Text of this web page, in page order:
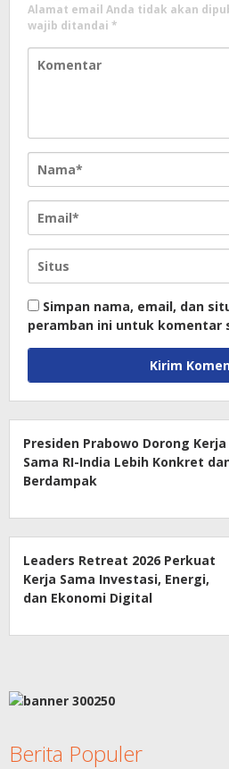
Alamat email Anda tidak akan
wajib ditandai *
Simpan nama, email, dan
peramban ini untuk komentar
Presiden Prabowo Dorong Kerja
Sama RI-India Lebih Konkret
Berdampak
Leaders Retreat 2026 Perkuat
Kerja Sama Investasi, Energi,
dan Ekonomi Digital
Berita Populer